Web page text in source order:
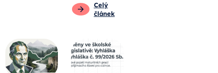
Celý
článek